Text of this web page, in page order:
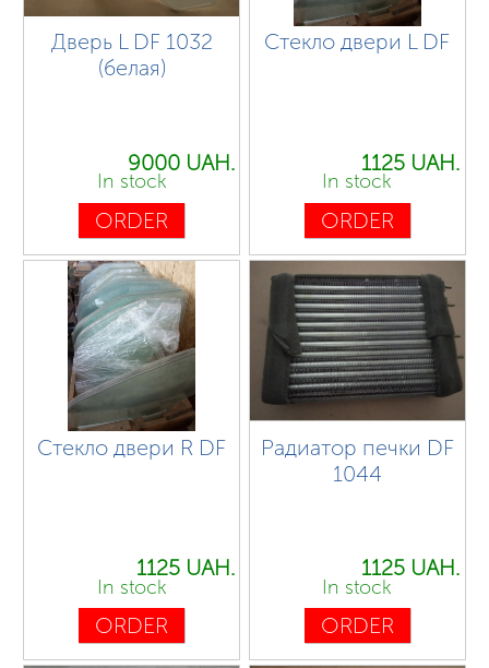
Дверь L DF 1032
(белая)
9000 UAH.
In stock
ORDER
Стекло двери L DF
1125 UAH.
In stock
ORDER
Стекло двери R DF
1125 UAH.
In stock
ORDER
Радиатор печки DF
1044
1125 UAH.
In stock
ORDER